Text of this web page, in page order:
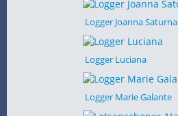
Logger Joanna Saturna
Logger Luciana
Logger Marie Galante